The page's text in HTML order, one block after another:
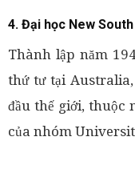
4. Đại học New
Thành lập năm
thứ tư tại
đầu thế giới, thuộc
của nhóm